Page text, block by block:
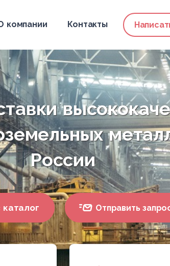
компании Контакты
России
каталог Отправить